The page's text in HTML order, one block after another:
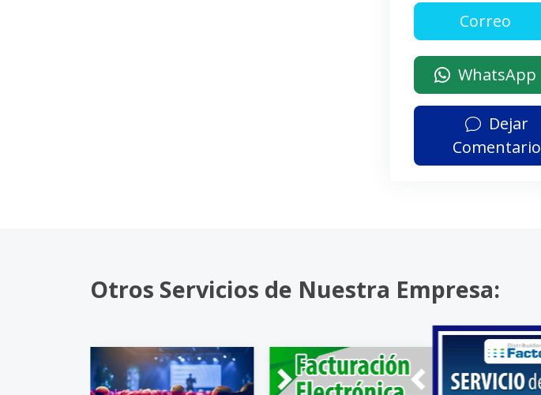
WhatsApp
Dejar
Comentario
Otros Servicios de Nuestra Empresa: